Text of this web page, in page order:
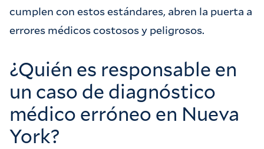
cumplen con estos estándares, abren la puerta a
errores médicos costosos y peligrosos.
¿Quién es responsable en
un caso de diagnóstico
médico erróneo en Nueva
York?